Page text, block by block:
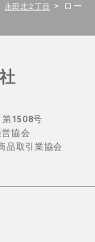
永田北２丁目 >
ロー
1508号
営協会
品取引業協会